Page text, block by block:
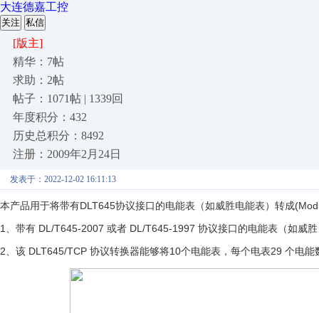
大连德嘉工控
关注 私信
[版主]
精华：7帖
求助：2帖
帖子：1071帖 | 1339回
年度积分：432
历史总积分：8492
注册：2009年2月24日
发表于：2022-12-02 16:11:13
本产品用于将带有DLT645协议接口的电能表（如威胜电能表）转成
1、带有 DL/T645-2007 或者 DL/T645-1997 协议接口的电能表（如威
2、该 DLT645/TCP 协议转换器能够将10个电能表，每个电表29 个电